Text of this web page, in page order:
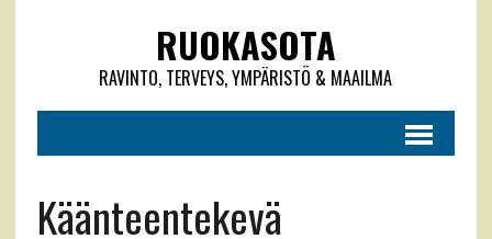
RUOKASOTA
RAVINTO, TERVEYS, YMPÄRISTÖ & MAAILMA
Käänteentekevä